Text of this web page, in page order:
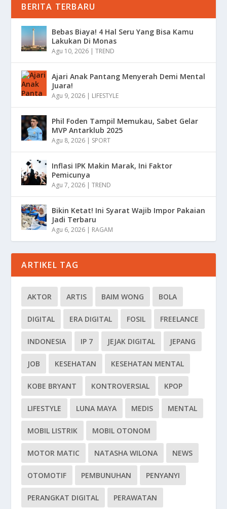
BERITA TERBARU
Bebas Biaya! 4 Hal Seru Yang Bisa Kamu
Lakukan Di Monas
Agu 10, 2026 |TREND
Ajari Anak Pantang Menyerah Demi Mental
Juara!
Agu 9, 2026 | LIFESTYLE
Phil Foden Tampil Memukau, Sabet Gelar
MVP Antarklub 2025
Agu 8, 2026 | SPORT
Inflasi IPK Makin Marak, Ini Faktor
Pemicunya
Agu 7, 2026 |TREND
Bikin Ketat! Ini Syarat Wajib Impor Pakaian
Jadi Terbaru
Agu 6, 2026 | RAGAM
ARTIKEL TAG
AKTOR ARTIS BAIM WONG BOLA
DIGITAL ERA DIGITAL FOSIL FREELANCE
INDONESIA IP 7 JEJAK DIGITAL JEPANG
JOB KESEHATAN KESEHATAN MENTAL
KOBE BRYANT KONTROVERSIAL KPOP
LIFESTYLE LUNA MAYA MEDIS MENTAL
MOBIL LISTRIK MOBIL OTONOM
MOTOR MATIC NATASHA WILONA NEWS
OTOMOTIF PEMBUNUHAN PENYANYI
PERANGKAT DIGITAL PERAWATAN